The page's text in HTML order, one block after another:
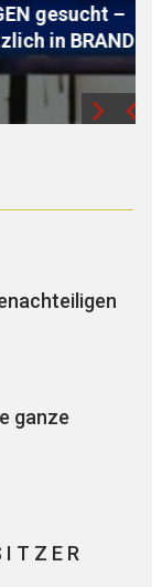
–
gesetzt –
ganze
T Z E R